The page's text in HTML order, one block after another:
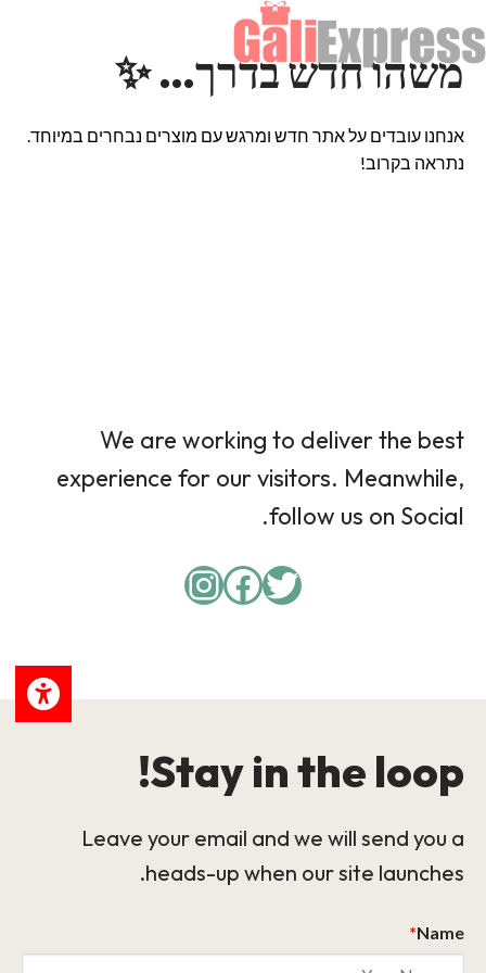
משהו חדש בדרך… ✨
אנחנו עובדים על אתר חדש ומרגש עם מוצרים נבחרים במיוחד.
נתראה בקרוב!
We are working to deliver the best
experience for our visitors. Meanwhile,
follow us on Social.
Twitter
Facebook
Instagram
Stay in the loop!
Leave your email and we will send you a
heads-up when our site launches.
Name
*